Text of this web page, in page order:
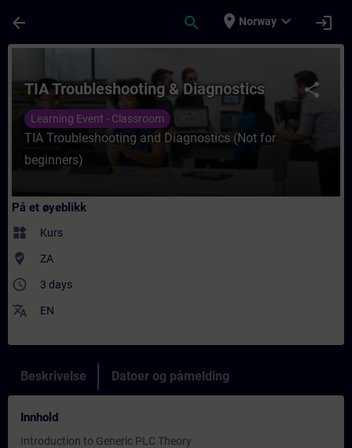
arrow_back search place Norway expand_more login
share
TIA Troubleshooting & Diagnostics
Learning Event - Classroom
TIA Troubleshooting and Diagnostics (Not for
beginners)
På et øyeblikk
widgets Kurs
where_to_vote ZA
access_time 3 days
translate EN
Beskrivelse Datoer og påmelding
Innhold
Introduction to Generic PLC Theory